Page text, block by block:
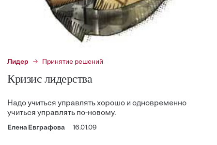
Лидер Принятие решений
Кризис лидерства
Надо учиться управлять хорошо и одновременно
учиться управлять по-новому.
Елена Евграфова 16.01.09